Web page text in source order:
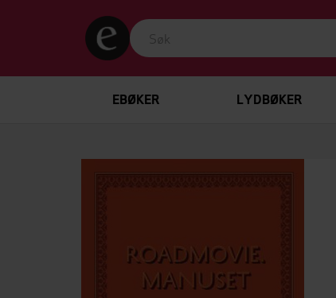
EBØKER LYDBØKER